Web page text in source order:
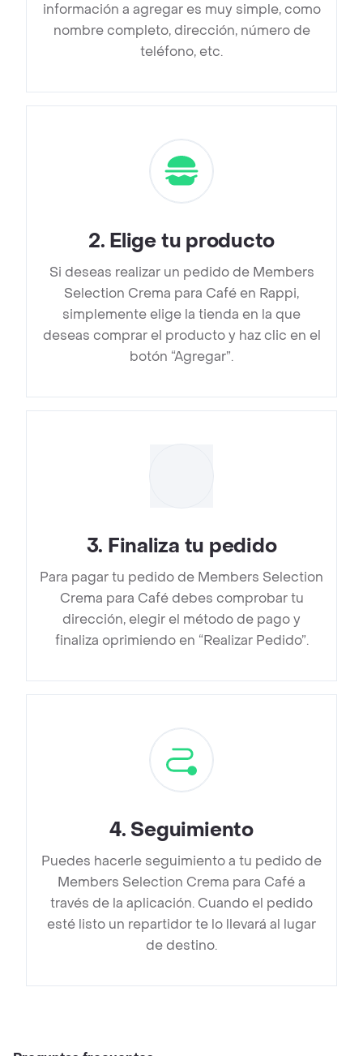
información a agregar es muy simple, como
nombre completo, dirección, número de
teléfono, etc.
2. Elige tu producto
Si deseas realizar un pedido de Members
Selection Crema para Café en Rappi,
simplemente elige la tienda en la que
deseas comprar el producto y haz clic en el
botón “Agregar”.
3. Finaliza tu pedido
Para pagar tu pedido de Members Selection
Crema para Café debes comprobar tu
dirección, elegir el método de pago y
finaliza oprimiendo en “Realizar Pedido”.
4. Seguimiento
Puedes hacerle seguimiento a tu pedido de
Members Selection Crema para Café a
través de la aplicación. Cuando el pedido
esté listo un repartidor te lo llevará al lugar
de destino.